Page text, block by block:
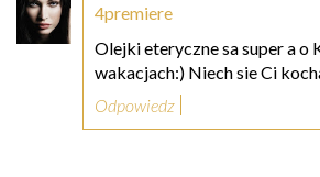
4premiere
Olejki eteryczne sa super a o
wakacjach:) Niech sie Ci
Odpowiedz